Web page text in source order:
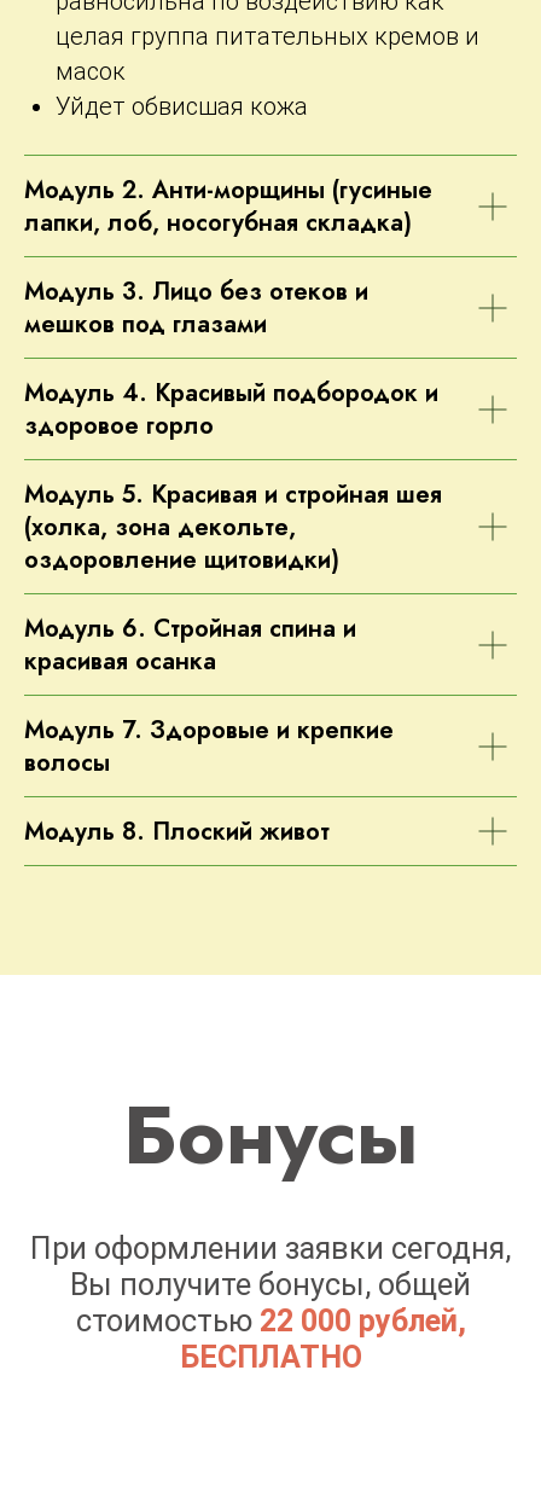
целая группа питательных кремов и
масок
Уйдет обвисшая кожа
Модуль 2. Анти-морщины (гусиные
лапки, лоб, носогубная складка)
Модуль 3. Лицо без отеков и
мешков под глазами
Модуль 4. Красивый подбородок и
здоровое горло
Модуль 5. Красивая и стройная шея
(холка, зона декольте,
оздоровление щитовидки)
Модуль 6. Стройная спина и
красивая осанка
Модуль 7. Здоровые и крепкие
волосы
Модуль 8. Плоский живот
ОФОРМИТЬ ЗАЯВКУ